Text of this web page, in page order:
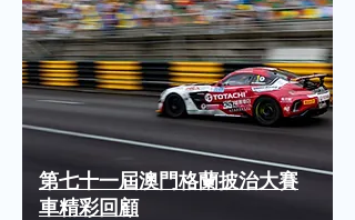
第七十一屆澳門格蘭披治大賽
車精彩回顧